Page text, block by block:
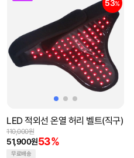
53%
LED 적외선 온열 허리 벨트(직구)
51,900원53%
110,000원
무료배송